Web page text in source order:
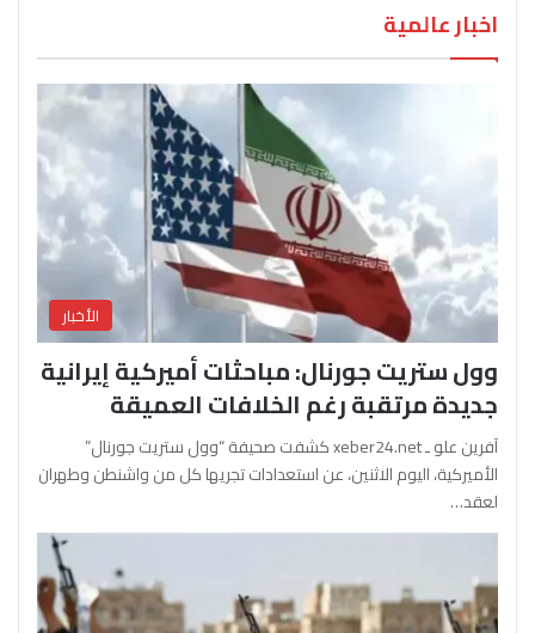
اخبار عالمية
الأخبار
وول ستريت جورنال: مباحثات أميركية إيرانية
جديدة مرتقبة رغم الخلافات العميقة
آفرين علو ـ xeber24.net كشفت صحيفة “وول ستريت جورنال”
الأميركية، اليوم الاثنين، عن استعدادات تجريها كل من واشنطن وطهران
لعقد…